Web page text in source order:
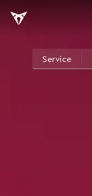
Service